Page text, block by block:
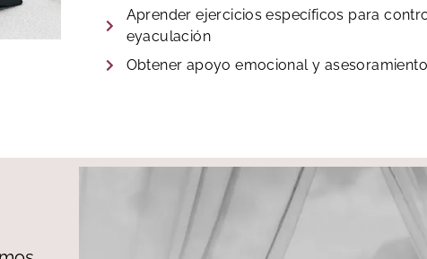
Aprender ejercicios específicos para
eyaculación
Obtener apoyo emocional y